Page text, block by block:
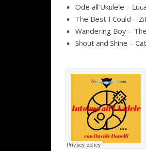
Ode all’Ukulele –
The Best I Could –
Wandering Boy –
Shout and Shine –